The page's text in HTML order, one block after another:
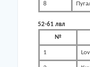
8
52-61 лвл
№
1